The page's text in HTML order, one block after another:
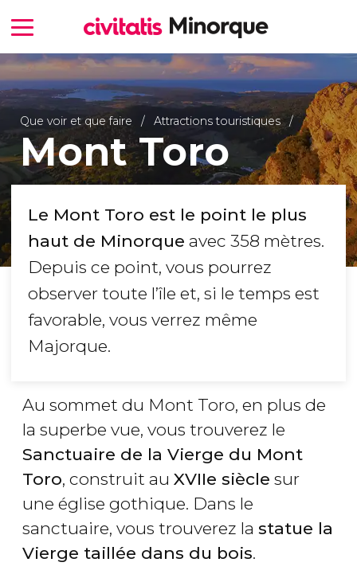
Que voir et que faire Attractions touristiques
Mont Toro
Le Mont Toro est le point le plus
haut de Minorque avec 358 mètres.
Depuis ce point, vous pourrez
observer toute l’île et, si le temps est
favorable, vous verrez même
Majorque.
Au sommet du Mont Toro, en plus de
la superbe vue, vous trouverez le
Sanctuaire de la Vierge du Mont
Toro, construit au XVIIe siècle sur
une église gothique. Dans le
sanctuaire, vous trouverez la statue la
Vierge taillée dans du bois.